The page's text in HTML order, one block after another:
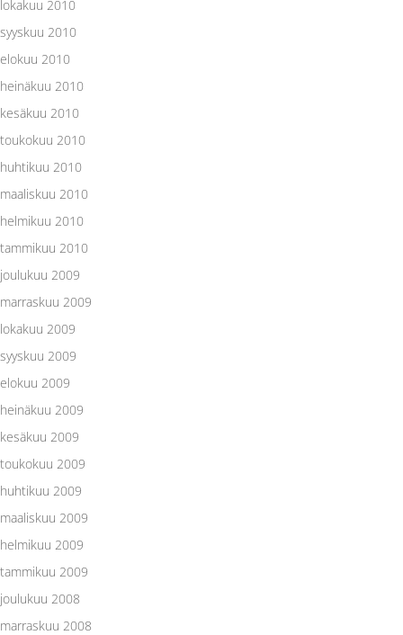
lokakuu 2010
syyskuu 2010
elokuu 2010
heinäkuu 2010
kesäkuu 2010
toukokuu 2010
huhtikuu 2010
maaliskuu 2010
helmikuu 2010
tammikuu 2010
joulukuu 2009
marraskuu 2009
lokakuu 2009
syyskuu 2009
elokuu 2009
heinäkuu 2009
kesäkuu 2009
toukokuu 2009
huhtikuu 2009
maaliskuu 2009
helmikuu 2009
tammikuu 2009
joulukuu 2008
marraskuu 2008